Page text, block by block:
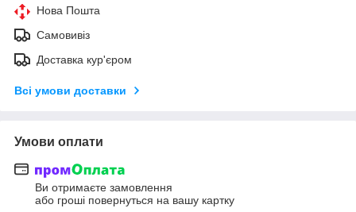
Нова Пошта
Самовивіз
Доставка кур'єром
Всі умови доставки
Умови оплати
Ви отримаєте замовлення
або гроші повернуться на вашу картку